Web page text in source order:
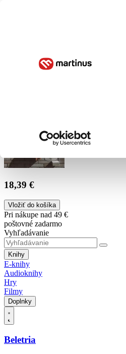
18,39 €
Vložiť do košíka
Pri nákupe nad 49 €
poštovné zadarmo
Vyhľadávanie
Knihy
E-knihy
Audioknihy
Hry
Filmy
Doplnky
Beletria